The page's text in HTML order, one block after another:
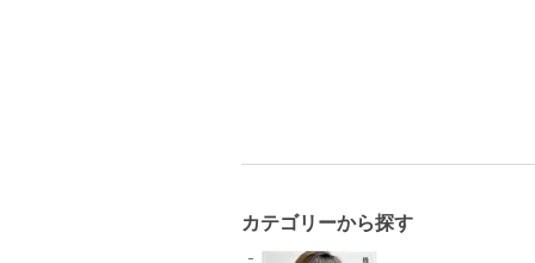
カテゴリーから探す